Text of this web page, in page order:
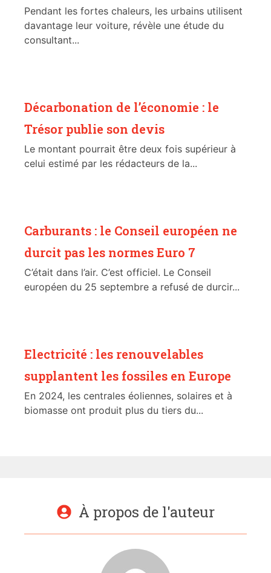
Pendant les fortes chaleurs, les urbains utilisent
davantage leur voiture, révèle une étude du
consultant...
Décarbonation de l’économie : le
Trésor publie son devis
Le montant pourrait être deux fois supérieur à
celui estimé par les rédacteurs de la...
Carburants : le Conseil européen ne
durcit pas les normes Euro 7
C’était dans l’air. C’est officiel. Le Conseil
européen du 25 septembre a refusé de durcir...
Electricité : les renouvelables
supplantent les fossiles en Europe
En 2024, les centrales éoliennes, solaires et à
biomasse ont produit plus du tiers du...
À propos de l'auteur